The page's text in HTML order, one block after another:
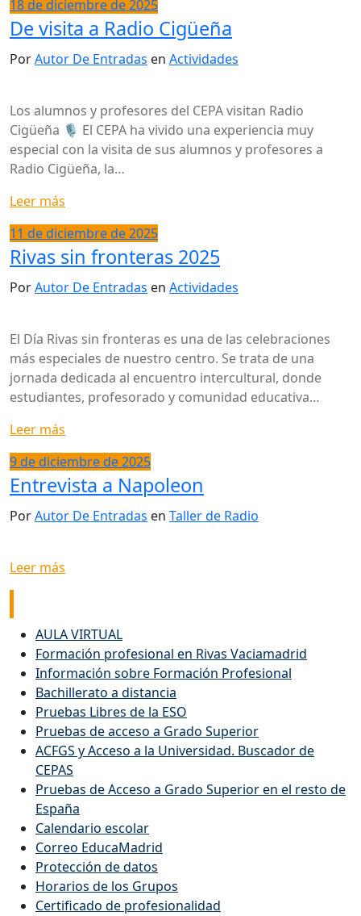
18 de diciembre de 2025
De visita a Radio Cigüeña
PorAutor De Entradas en Actividades
Los alumnos y profesores del CEPA visitan Radio
Cigüeña 🎙️ El CEPA ha vivido una experiencia muy
especial con la visita de sus alumnos y profesores a
Radio Cigüeña, la…
Leer más
11 de diciembre de 2025
Rivas sin fronteras 2025
PorAutor De Entradas en Actividades
El Día Rivas sin fronteras es una de las celebraciones
más especiales de nuestro centro. Se trata de una
jornada dedicada al encuentro intercultural, donde
estudiantes, profesorado y comunidad educativa…
Leer más
9 de diciembre de 2025
Entrevista a Napoleon
PorAutor De Entradas en Taller de Radio
Leer más
AULA VIRTUAL
Formación profesional en Rivas Vaciamadrid
Información sobre Formación Profesional
Bachillerato a distancia
Pruebas Libres de la ESO
Pruebas de acceso a Grado Superior
ACFGS y Acceso a la Universidad. Buscador de
CEPAS
Pruebas de Acceso a Grado Superior en el resto de
España
Calendario escolar
Correo EducaMadrid
Protección de datos
Horarios de los Grupos
Certificado de profesionalidad